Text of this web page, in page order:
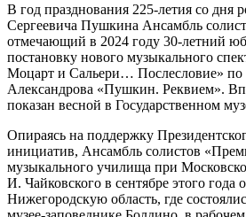
В год празднования 225-летия со дня
Сергеевича Пушкина Ансамбль
отмечающий в 2024 году 30-летний
постановку нового музыкального
Моцарт и Сальери… Послесловие» по
Александрова «Пушкин. Реквием».
показан весной в Государственном
Опираясь на поддержку
инициатив, Ансамбль солистов
музыкального училища при
И. Чайковского в сентябре этого года
Нижегородскую область, где